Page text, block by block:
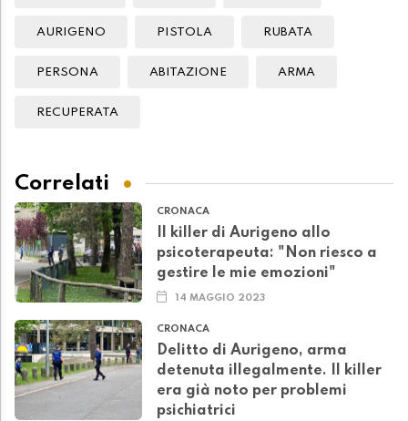
AURIGENO PISTOLA RUBATA
PERSONA ABITAZIONE ARMA
RECUPERATA
Correlati
CRONACA
Il killer di Aurigeno allo
psicoterapeuta: "Non riesco a
gestire le mie emozioni"
14 MAGGIO 2023
CRONACA
Delitto di Aurigeno, arma
detenuta illegalmente. Il killer
era già noto per problemi
psichiatrici